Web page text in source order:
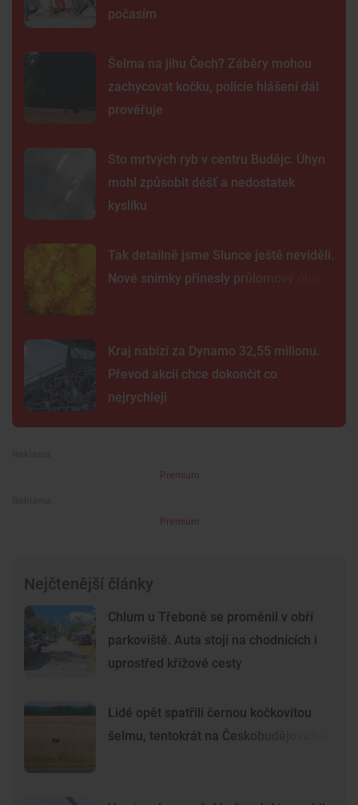
počasím
Šelma na jihu Čech? Záběry mohou
zachycovat kočku, policie hlášení dál
prověřuje
Sto mrtvých ryb v centru Budějc. Úhyn
mohl způsobit déšť a nedostatek
kyslíku
Tak detailně jsme Slunce ještě neviděli.
Nové snímky přinesly průlomový objev
Kraj nabízí za Dynamo 32,55 milionu.
Převod akcií chce dokončit co
nejrychleji
Premium
Premium
Nejčtenější články
Chlum u Třeboně se proměnil v obří
parkoviště. Auta stojí na chodnících i
uprostřed křížové cesty
Lidé opět spatřili černou kočkovitou
šelmu, tentokrát na Českobudějovicku